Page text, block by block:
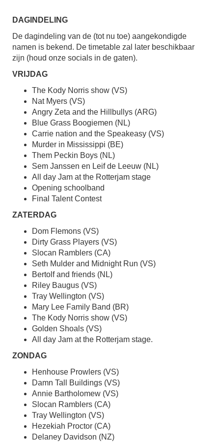
DAGINDELING
De dagindeling van de (tot nu toe) aangekondigde
namen is bekend. De timetable zal later beschikbaar
zijn (houd onze socials in de gaten).
VRIJDAG
The Kody Norris show (VS)
Nat Myers (VS)
Angry Zeta and the Hillbullys (ARG)
Blue Grass Boogiemen (NL)
Carrie nation and the Speakeasy (VS)
Murder in Mississippi (BE)
Them Peckin Boys (NL)
Sem Janssen en Leif de Leeuw (NL)
All day Jam at the Rotterjam stage
Opening schoolband
Final Talent Contest
ZATERDAG
Dom Flemons (VS)
Dirty Grass Players (VS)
Slocan Ramblers (CA)
Seth Mulder and Midnight Run (VS)
Bertolf and friends (NL)
Riley Baugus (VS)
Tray Wellington (VS)
Mary Lee Family Band (BR)
The Kody Norris show (VS)
Golden Shoals (VS)
All day Jam at the Rotterjam stage.
ZONDAG
Henhouse Prowlers (VS)
Damn Tall Buildings (VS)
Annie Bartholomew (VS)
Slocan Ramblers (CA)
Tray Wellington (VS)
Hezekiah Proctor (CA)
Delaney Davidson (NZ)